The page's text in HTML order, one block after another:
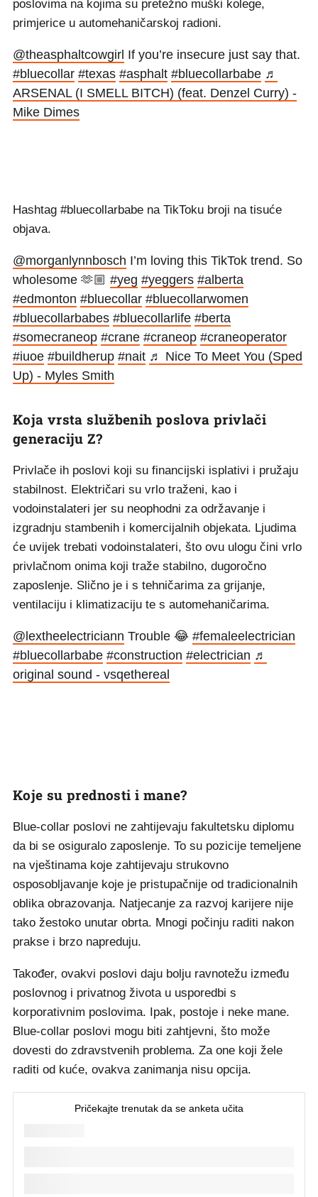
poslovima na kojima su pretežno muški kolege,
primjerice u automehaničarskoj radioni.
@theasphaltcowgirl If you’re insecure just say that.
#bluecollar #texas #asphalt #bluecollarbabe ♬
ARSENAL (I SMELL BITCH) (feat. Denzel Curry) -
Mike Dimes
Hashtag #bluecollarbabe na TikToku broji na tisuće
objava.
@morganlynnbosch I’m loving this TikTok trend. So
wholesome 🫶🏼 #yeg #yeggers #alberta
#edmonton #bluecollar #bluecollarwomen
#bluecollarbabes #bluecollarlife #berta
#somecraneop #crane #craneop #craneoperator
#iuoe #buildherup #nait ♬ Nice To Meet You (Sped
Up) - Myles Smith
Koja vrsta službenih poslova privlači
generaciju Z?
Privlače ih poslovi koji su financijski isplativi i pružaju
stabilnost. Električari su vrlo traženi, kao i
vodoinstalateri jer su neophodni za održavanje i
izgradnju stambenih i komercijalnih objekata. Ljudima
će uvijek trebati vodoinstalateri, što ovu ulogu čini vrlo
privlačnom onima koji traže stabilno, dugoročno
zaposlenje. Slično je i s tehničarima za grijanje,
ventilaciju i klimatizaciju te s automehaničarima.
@lextheelectriciann Trouble 😂 #femaleelectrician
#bluecollarbabe #construction #electrician ♬
original sound - vsqethereal
Koje su prednosti i mane?
Blue-collar poslovi ne zahtijevaju fakultetsku diplomu
da bi se osiguralo zaposlenje. To su pozicije temeljene
na vještinama koje zahtijevaju strukovno
osposobljavanje koje je pristupačnije od tradicionalnih
oblika obrazovanja. Natjecanje za razvoj karijere nije
tako žestoko unutar obrta. Mnogi počinju raditi nakon
prakse i brzo napreduju.
Također, ovakvi poslovi daju bolju ravnotežu između
poslovnog i privatnog života u usporedbi s
korporativnim poslovima. Ipak, postoje i neke mane.
Blue-collar poslovi mogu biti zahtjevni, što može
dovesti do zdravstvenih problema. Za one koji žele
raditi od kuće, ovakva zanimanja nisu opcija.